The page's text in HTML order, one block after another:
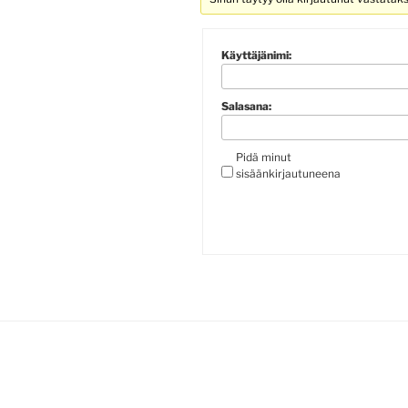
Käyttäjänimi:
Salasana:
Pidä minut
sisäänkirjautuneena